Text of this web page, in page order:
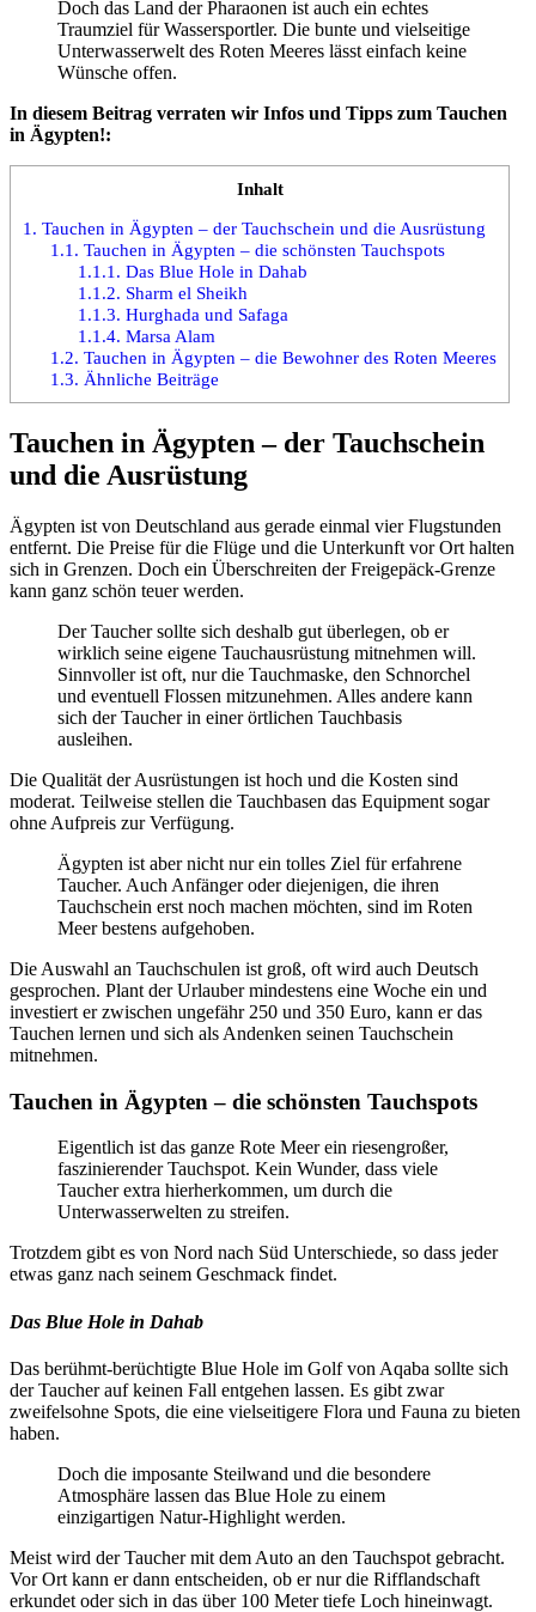
Doch das Land der Pharaonen ist auch ein echtes
Traumziel für Wassersportler. Die bunte und vielseitige
Unterwasserwelt des Roten Meeres lässt einfach keine
Wünsche offen.
In diesem Beitrag verraten wir Infos und Tipps zum Tauchen
in Ägypten!:
Inhalt
1. Tauchen in Ägypten – der Tauchschein und die Ausrüstung
1.1. Tauchen in Ägypten – die schönsten Tauchspots
1.1.1. Das Blue Hole in Dahab
1.1.2. Sharm el Sheikh
1.1.3. Hurghada und Safaga
1.1.4. Marsa Alam
1.2. Tauchen in Ägypten – die Bewohner des Roten Meeres
1.3. Ähnliche Beiträge
Tauchen in Ägypten – der Tauchschein
und die Ausrüstung
Ägypten ist von Deutschland aus gerade einmal vier Flugstunden
entfernt. Die Preise für die Flüge und die Unterkunft vor Ort halten
sich in Grenzen. Doch ein Überschreiten der Freigepäck-Grenze
kann ganz schön teuer werden.
Der Taucher sollte sich deshalb gut überlegen, ob er
wirklich seine eigene Tauchausrüstung mitnehmen will.
Sinnvoller ist oft, nur die Tauchmaske, den Schnorchel
und eventuell Flossen mitzunehmen. Alles andere kann
sich der Taucher in einer örtlichen Tauchbasis
ausleihen.
Die Qualität der Ausrüstungen ist hoch und die Kosten sind
moderat. Teilweise stellen die Tauchbasen das Equipment sogar
ohne Aufpreis zur Verfügung.
Ägypten ist aber nicht nur ein tolles Ziel für erfahrene
Taucher. Auch Anfänger oder diejenigen, die ihren
Tauchschein erst noch machen möchten, sind im Roten
Meer bestens aufgehoben.
Die Auswahl an Tauchschulen ist groß, oft wird auch Deutsch
gesprochen. Plant der Urlauber mindestens eine Woche ein und
investiert er zwischen ungefähr 250 und 350 Euro, kann er das
Tauchen lernen und sich als Andenken seinen Tauchschein
mitnehmen.
Tauchen in Ägypten – die schönsten Tauchspots
Eigentlich ist das ganze Rote Meer ein riesengroßer,
faszinierender Tauchspot. Kein Wunder, dass viele
Taucher extra hierherkommen, um durch die
Unterwasserwelten zu streifen.
Trotzdem gibt es von Nord nach Süd Unterschiede, so dass jeder
etwas ganz nach seinem Geschmack findet.
Das Blue Hole in Dahab
Das berühmt-berüchtigte Blue Hole im Golf von Aqaba sollte sich
der Taucher auf keinen Fall entgehen lassen. Es gibt zwar
zweifelsohne Spots, die eine vielseitigere Flora und Fauna zu bieten
haben.
Doch die imposante Steilwand und die besondere
Atmosphäre lassen das Blue Hole zu einem
einzigartigen Natur-Highlight werden.
Meist wird der Taucher mit dem Auto an den Tauchspot gebracht.
Vor Ort kann er dann entscheiden, ob er nur die Rifflandschaft
erkundet oder sich in das über 100 Meter tiefe Loch hineinwagt.